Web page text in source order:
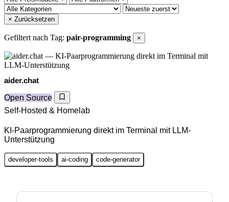
× Zurücksetzen
Gefiltert nach Tag: pair-programming ×
aider.chat
Open Source
Self-Hosted & Homelab
KI-Paarprogrammierung direkt im Terminal mit LLM-
Unterstützung
developer-tools ai-coding code-generator